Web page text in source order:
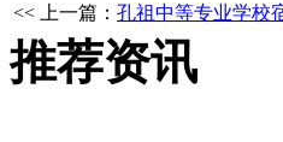
<< 上一篇： 孔祖中等专业学校
推荐资讯